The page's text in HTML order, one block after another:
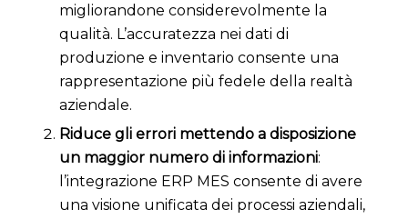
migliorandone considerevolmente la
qualità. L’accuratezza nei dati di
produzione e inventario consente una
rappresentazione più fedele della realtà
aziendale.
Riduce gli errori mettendo a disposizione
un maggior numero di informazioni:
l’integrazione ERP MES consente di avere
una visione unificata dei processi aziendali,